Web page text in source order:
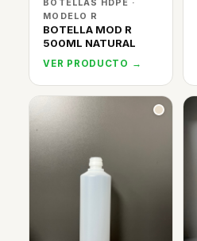
BOTELLAS HDPE ·
MODELO R
BOTELLA MOD R
500ML NATURAL
VER PRODUCTO →